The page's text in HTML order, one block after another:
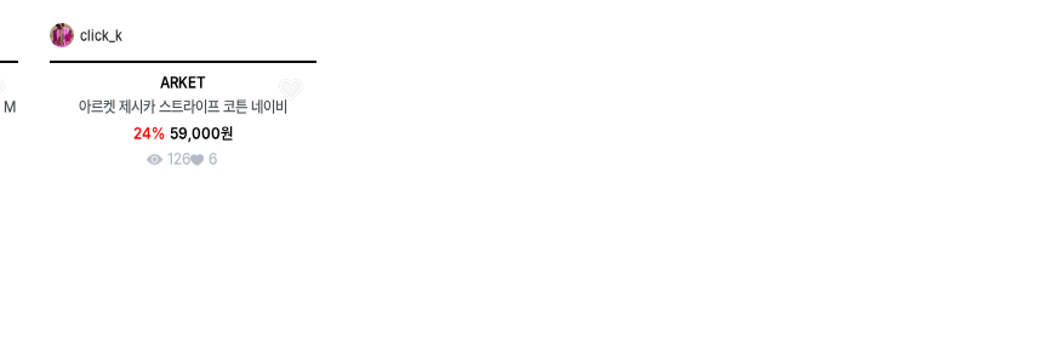
M
click_k
ARKET
아르켓 제시카 스트라이프 코튼 네이비
24% 59,000원
126
6